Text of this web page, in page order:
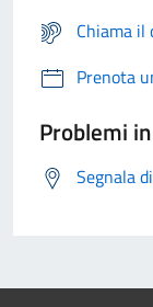
Chiama
Prenota
Problemi
Segnala